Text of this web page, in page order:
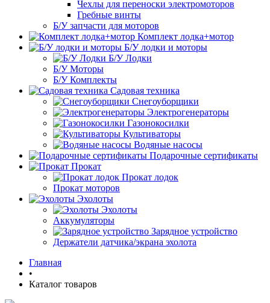
Чехлы для переноски электромоторов
Гребные винты
Б/У запчасти для моторов
Комплект лодка+мотор
Б/У лодки и моторы
Б/У Лодки
Б/У Моторы
Б/У Комплекты
Садовая техника
Снегоуборщики
Электрогенераторы
Газонокосилки
Культиваторы
Водяные насосы
Подарочные сертификаты
Прокат
Прокат лодок
Прокат моторов
Эхолоты
Эхолоты
Аккумуляторы
Зарядное устройство
Держатели датчика/экрана эхолота
Главная
•
Каталог товаров